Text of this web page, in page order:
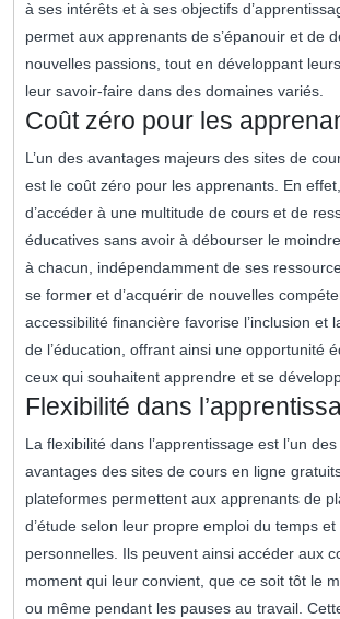
à ses intérêts et à ses objectifs
permet aux apprenants de s’épanouir et de
nouvelles passions, tout en développant
leur savoir-faire dans des domaines variés.
Coût zéro pour les
L’un des avantages majeurs des sites de
est le coût zéro pour les apprenants. En
d’accéder à une multitude de cours et de
éducatives sans avoir à débourser le
à chacun, indépendamment de ses
se former et d’acquérir de nouvelles
accessibilité financière favorise l’inclusion et
de l’éducation, offrant ainsi une opportunité
ceux qui souhaitent apprendre et se
Flexibilité dans
La flexibilité dans l’apprentissage est l’un
avantages des sites de cours en ligne
plateformes permettent aux apprenants de
d’étude selon leur propre emploi du temps
personnelles. Ils peuvent ainsi accéder aux
moment qui leur convient, que ce soit tôt le
ou même pendant les pauses au travail.